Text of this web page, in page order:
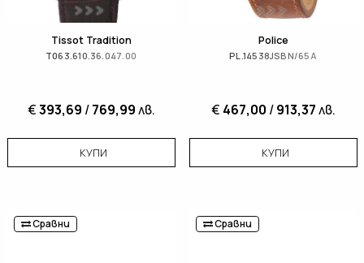
Tissot Tradition
T063.610.36.047.00
€393,69 /769,99лв.
КУПИ
Police
PL.14538JSBN/65A
€ 467,00 /913,37лв.
КУПИ
Сравни Сравни